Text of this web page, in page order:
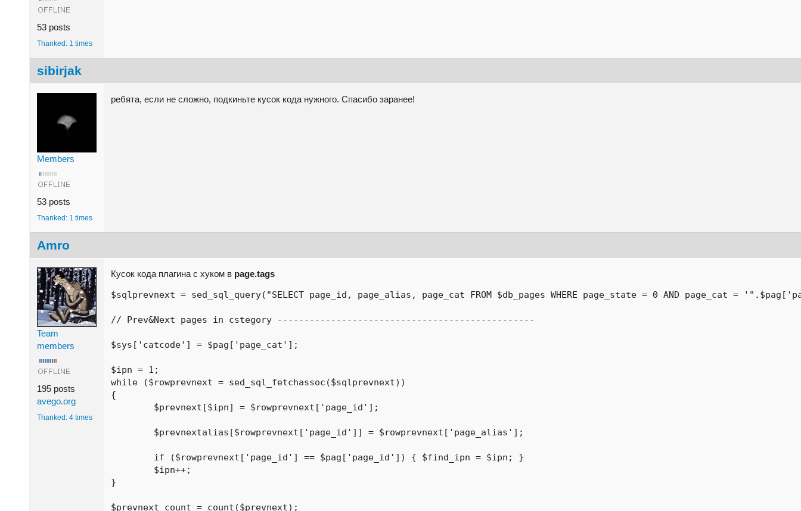
53 posts
Thanked: 1 times
sibirjak
Members
53 posts
Thanked: 1 times
ребята, если не сложно, подкиньте кусок кода нужного. Спасибо заранее!
Amro
Team
members
195 posts
avego.org
Thanked: 4 times
Кусок кода плагина с хуком в page.tags
$sqlprevnext = sed_sql_query("SELECT page_id, page_alias, page_cat FROM $db_pages WHERE page_state = 0 AND page_cat =
// Prev&Next pages in cstegory ------------------------------------------------
$sys['catcode'] = $pag['page_cat'];
$ipn = 1;
while ($rowprevnext = sed_sql_fetchassoc($sqlprevnext))
{
}
$prevnext_count = count($prevnext);